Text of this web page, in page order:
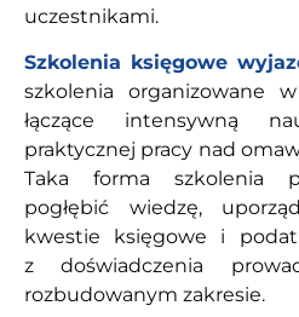
uczestnikami.
Szkolenia księgowe
szkolenia organizowane
łączące intensywną
praktycznej pracy nad
Taka forma szkolenia
pogłębić wiedzę,
kwestie księgowe i
z doświadczenia
rozbudowanym zakresie.